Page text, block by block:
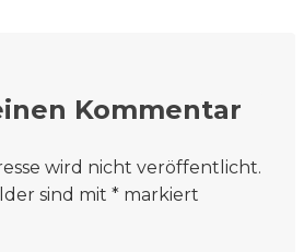
Kommentar
wird nicht veröffentlicht.
sind mit * markiert